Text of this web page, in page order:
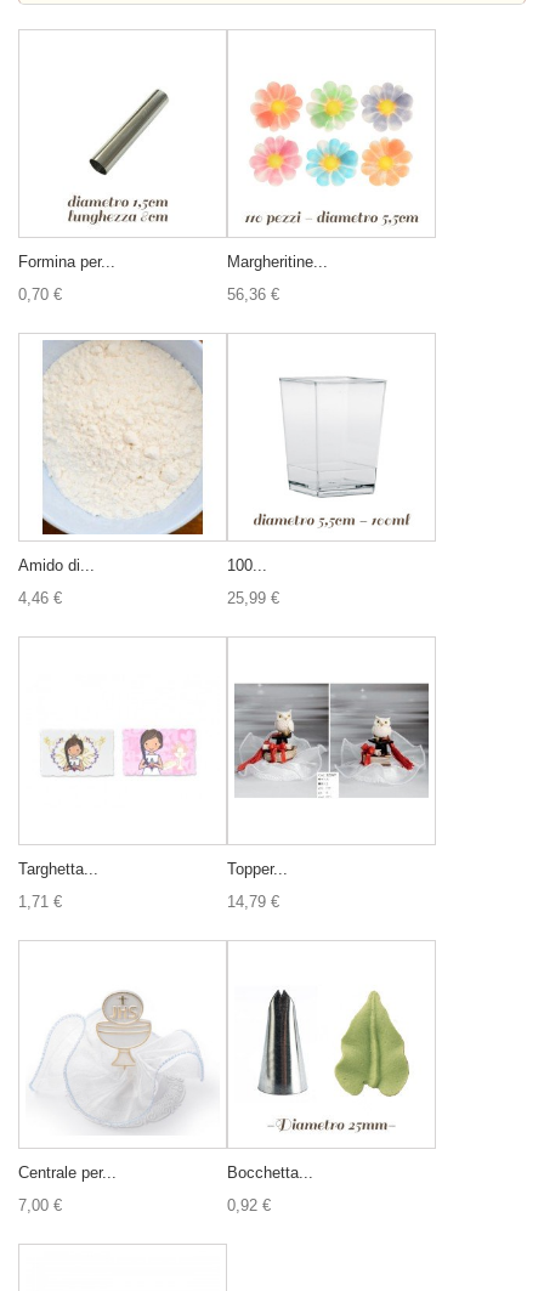
Formina per...
0,70 €
Margheritine...
56,36 €
Amido di...
4,46 €
100...
25,99 €
Targhetta...
1,71 €
Topper...
14,79 €
Centrale per...
7,00 €
Bocchetta...
0,92 €